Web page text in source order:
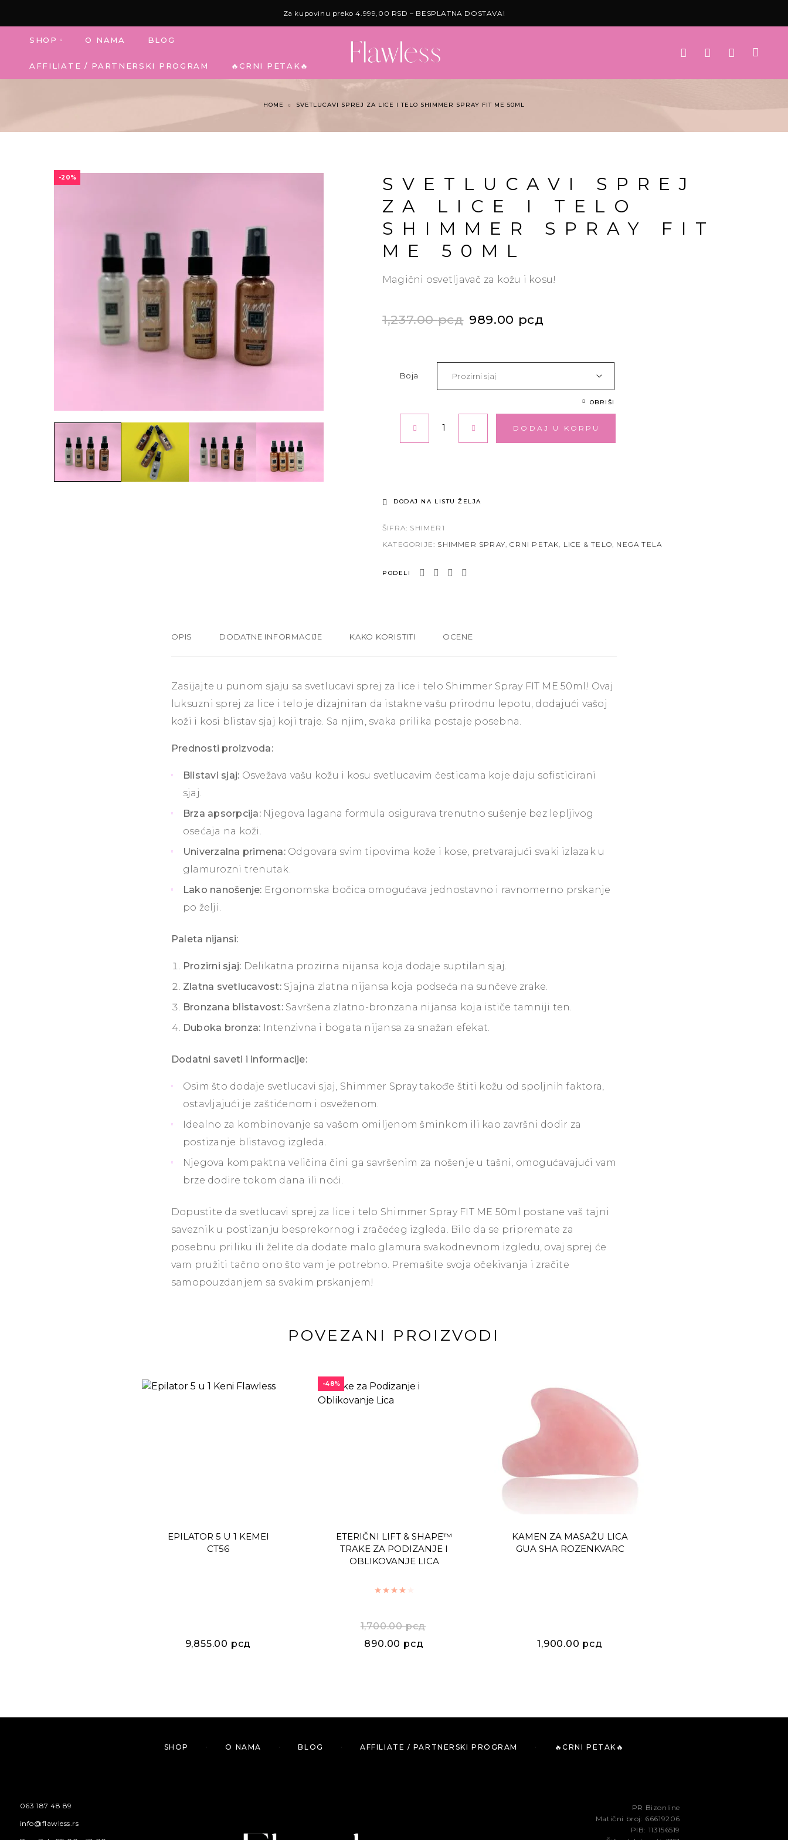
Za kupovinu preko 4.999,00 RSD – BESPLATNA DOSTAVA!
SHOP O NAMA BLOG
AFFILIATE / PARTNERSKI PROGRAM 🔥CRNI PETAK🔥
HOME SVETLUCAVI SPREJ ZA LICE I TELO SHIMMER SPRAY FIT ME 50ML
-20%
SVETLUCAVI SPREJ
ZA LICE I TELO
SHIMMER SPRAY FIT
ME 50ML
Magični osvetljavač za kožu i kosu!
1,237.00рсд 989.00 рсд
Boja
OBRIŠI
DODAJ U KORPU
DODAJ NA LISTU ŽELJA
ŠIFRA: SHIMER1
KATEGORIJE: SHIMMER SPRAY,CRNI PETAK, LICE & TELO, NEGA TELA
PODELI
OPIS DODATNE INFORMACIJE KAKO KORISTITI OCENE
Zasijajte u punom sjaju sa svetlucavi sprej za lice i telo Shimmer Spray FIT ME 50ml! Ovaj
luksuzni sprej za lice i telo je dizajniran da istakne vašu prirodnu lepotu, dodajući vašoj
koži i kosi blistav sjaj koji traje. Sa njim, svaka prilika postaje posebna.
Prednosti proizvoda:
Blistavi sjaj: Osvežava vašu kožu i kosu svetlucavim česticama koje daju sofisticirani
sjaj.
Brza apsorpcija:Njegova lagana formula osigurava trenutno sušenje bez lepljivog
osećaja na koži.
Univerzalna primena:Odgovara svim tipovima kože i kose, pretvarajući svaki izlazak u
glamurozni trenutak.
Lako nanošenje: Ergonomska bočica omogućava jednostavno i ravnomerno prskanje
po želji.
Paleta nijansi:
Prozirni sjaj: Delikatna prozirna nijansa koja dodaje suptilan sjaj.
Zlatna svetlucavost:Sjajna zlatna nijansa koja podseća na sunčeve zrake.
Bronzana blistavost:Savršena zlatno-bronzana nijansa koja ističe tamniji ten.
Duboka bronza: Intenzivna i bogata nijansa za snažan efekat.
Dodatni saveti i informacije:
Osim što dodaje svetlucavi sjaj, Shimmer Spray takođe štiti kožu od spoljnih faktora,
ostavljajući je zaštićenom i osveženom.
Idealno za kombinovanje sa vašom omiljenom šminkom ili kao završni dodir za
postizanje blistavog izgleda.
Njegova kompaktna veličina čini ga savršenim za nošenje u tašni, omogućavajući vam
brze dodire tokom dana ili noći.
Dopustite da svetlucavi sprej za lice i telo Shimmer Spray FIT ME 50ml postane vaš tajni
saveznik u postizanju besprekornog i zračećeg izgleda. Bilo da se pripremate za
posebnu priliku ili želite da dodate malo glamura svakodnevnom izgledu, ovaj sprej će
vam pružiti tačno ono što vam je potrebno. Premašite svoja očekivanja i zračite
samopouzdanjem sa svakim prskanjem!
POVEZANI PROIZVODI
EPILATOR 5 U 1 KEMEI
CT56
9,855.00 рсд
-48%
ETERIČNI LIFT & SHAPE™
TRAKE ZA PODIZANJE I
OBLIKOVANJE LICA
1,700.00рсд
890.00 рсд
KAMEN ZA MASAŽU LICA
GUA SHA ROZENKVARC
1,900.00 рсд
SHOP O NAMA BLOG AFFILIATE / PARTNERSKI PROGRAM 🔥CRNI PETAK🔥
063 187 48 89
info@flawless.rs
PR Bizonline
Matični broj: 66619206
PIB: 113156519